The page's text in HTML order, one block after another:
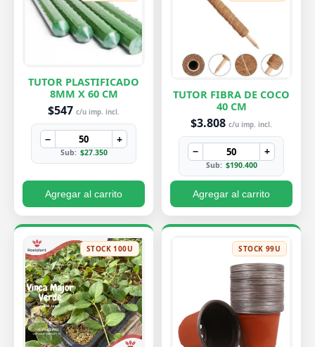
TUTOR PLASTIFICADO
8MM X 60 CM
$547 c/u imp. incl.
− +
Sub: $27.350
Agregar al carrito
TUTOR FIBRA DE COCO
40 CM
$3.808 c/u imp. incl.
− +
Sub: $190.400
Agregar al carrito
STOCK 100U STOCK 99U